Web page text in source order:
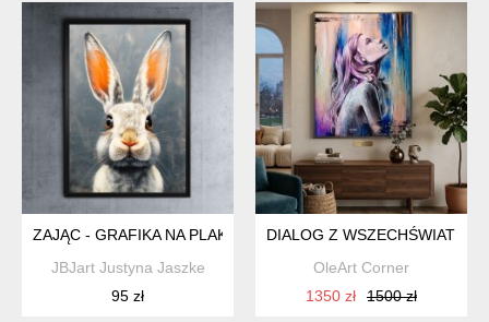
ZAJĄC - GRAFIKA NA PLAKACIE NA A3
JBJart Justyna Jaszke
95 zł
DIALOG Z WSZECHŚWIATEM
OleArt Corner
1350 zł
1500 zł